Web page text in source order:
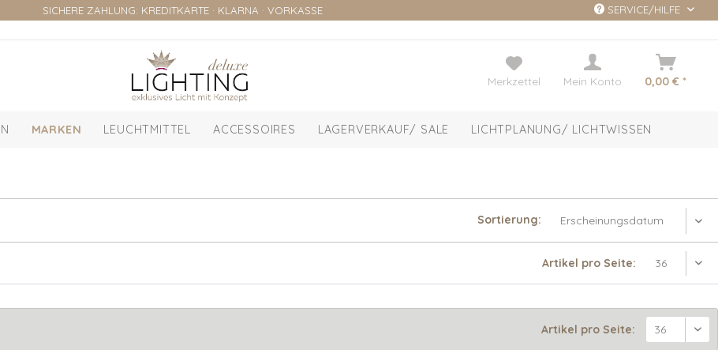
SICHERE ZAHLUNG: KREDITKARTE · KLARNA · VORKASSE SERVICE/HILFE
Merkzettel Mein Konto 0,00 € *
MARKEN LEUCHTMITTEL ACCESSOIRES LAGERVERKAUF/ SALE LICHTPLANUNG/ LICHTWISSEN
Sortierung:
Artikel pro Seite:
Artikel pro Seite: